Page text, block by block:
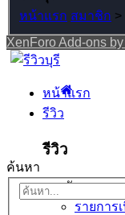
หน้าแรก สมาชิก >
XenForo Add-ons
หน้าแรก
รีวิว
รีวิว
เมนูลัด
รายการ
ค้นหา